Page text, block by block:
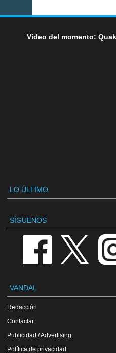
Vídeo del momento:
LO ÚLTIMO
SÍGUENOS
VANDAL
Redacción
Contactar
Publicidad / Advertising
Política de privacidad